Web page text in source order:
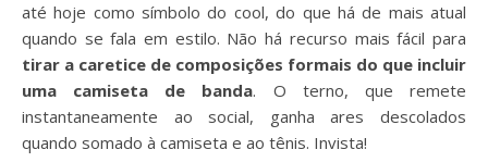
até hoje como símbolo do cool, do que há de mais atual
quando se fala em estilo. Não há recurso mais fácil para
tirar a caretice de composições formais do que incluir
uma camiseta de banda. O terno, que remete
instantaneamente ao social, ganha ares descolados
quando somado à camiseta e ao tênis. Invista!